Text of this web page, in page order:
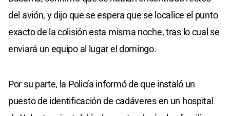
del avión, y dijo que se espera que se localice el punto
exacto de la colisión esta misma noche, tras lo cual se
enviará un equipo al lugar el domingo.
Por su parte, la Policía informó de que instaló un
puesto de identificación de cadáveres en un hospital